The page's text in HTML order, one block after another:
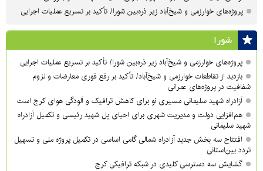
پروژه‌های خوارزمی و شیخ‌آباد زیر ذره‌بین شورا/ تأکید بر تسریع عملیات اجرایی
شورا
پروژه‌های خوارزمی و شیخ‌آباد زیر ذره‌بین شورا/ تأکید بر تسریع عملیات اجرایی
بازدید از تقاطعات خوارزمی و شیخ‌آباد/ تأکید بر رفع فوری معارضات و لزوم
شفافیت در پروژه‌های عمرانی
آزادراه شهید سلیمانی مسیری نو برای کاهش ترافیک و آلودگی هوای کرج است
هم‌افزایی دولت و مدیریت شهری برای احیای پل شهید رئیسی و تکمیل آزادراه
شهید سلیمانی
افتتاح سه بخش جدید آزادراه شمالی گامی اساسی در تکمیل پروژه ملی و تسهیل
تردد بین‌استانی
گشایش سه دسترسی کلیدی در شبکه ترافیکی کرج